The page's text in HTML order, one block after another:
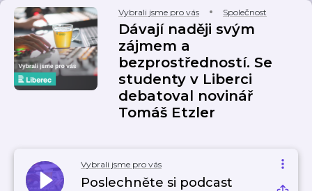
Vybrali jsme pro vás Společnost
Dávají naději svým
zájmem a
bezprostředností. Se
studenty v Liberci
debatoval novinář
Tomáš Etzler
Vybrali jsme pro vás
Poslechněte si podcast